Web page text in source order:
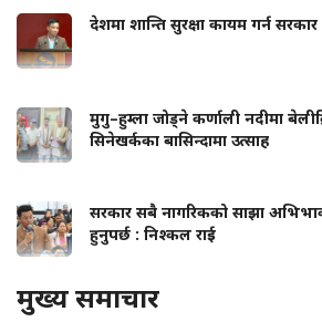
देशमा शान्ति सुरक्षा कायम गर्न सरकार
मुगु–हुम्ला जोड्ने कर्णाली नदीमा
सिनेखर्कका बासिन्दामा उत्साह
सरकार सबै नागरिकको साझा
हुनुपर्छ : निश्कल राई
मुख्य समाचार